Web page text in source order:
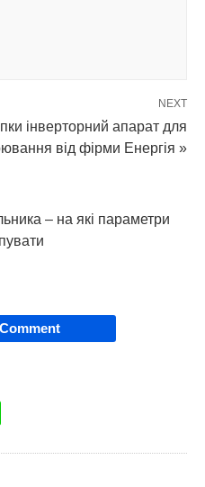
NEXT
інверторний апарат для
від фірми Енергія »
– на які параметри